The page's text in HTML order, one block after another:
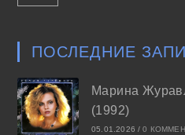
ПОСЛЕДНИЕ
Марина
(1992)
05.01.2026 / 0